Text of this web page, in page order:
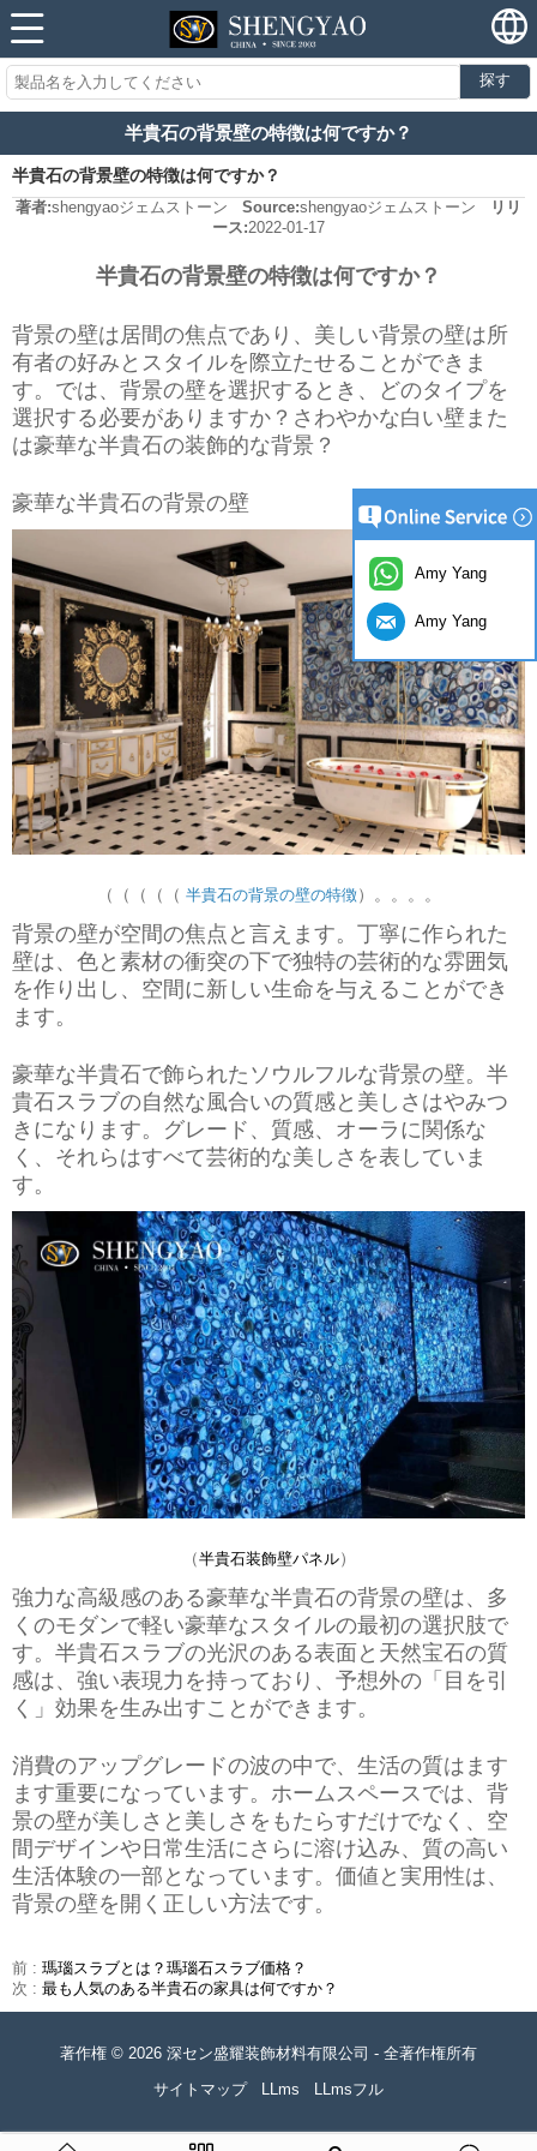
探す
半貴石の背景壁の特徴は何ですか？
半貴石の背景壁の特徴は何ですか？
著者:shengyaoジェムストーン Source:shengyaoジェムストーン
リリ
ース:2022-01-17
半貴石の背景壁の特徴は何ですか？
背景の壁は居間の焦点であり、美しい背景の壁は所
有者の好みとスタイルを際立たせることができま
す。では、背景の壁を選択するとき、どのタイプを
選択する必要がありますか？さわやかな白い壁また
は豪華な半貴石の装飾的な背景？
豪華な半貴石の背景の壁
（（（（（ 半貴石の背景の壁の特徴）。。。。
背景の壁が空間の焦点と言えます。丁寧に作られた
壁は、色と素材の衝突の下で独特の芸術的な雰囲気
を作り出し、空間に新しい生命を与えることができ
ます。
豪華な半貴石で飾られたソウルフルな背景の壁。半
貴石スラブの自然な風合いの質感と美しさはやみつ
きになります。グレード、質感、オーラに関係な
く、それらはすべて芸術的な美しさを表していま
す。
（半貴石装飾壁パネル）
強力な高級感のある豪華な半貴石の背景の壁は、多
くのモダンで軽い豪華なスタイルの最初の選択肢で
す。半貴石スラブの光沢のある表面と天然宝石の質
感は、強い表現力を持っており、予想外の「目を引
く」効果を生み出すことができます。
消費のアップグレードの波の中で、生活の質はます
ます重要になっています。ホームスペースでは、背
景の壁が美しさと美しさをもたらすだけでなく、空
間デザインや日常生活にさらに溶け込み、質の高い
生活体験の一部となっています。価値と実用性は、
背景の壁を開く正しい方法です。
前 : 瑪瑙スラブとは？瑪瑙石スラブ価格？
次 : 最も人気のある半貴石の家具は何ですか？
著作権 © 2026 深セン盛耀装飾材料有限公司 - 全著作権所有
サイトマップ
LLms LLmsフル
Amy Yang
Amy Yang